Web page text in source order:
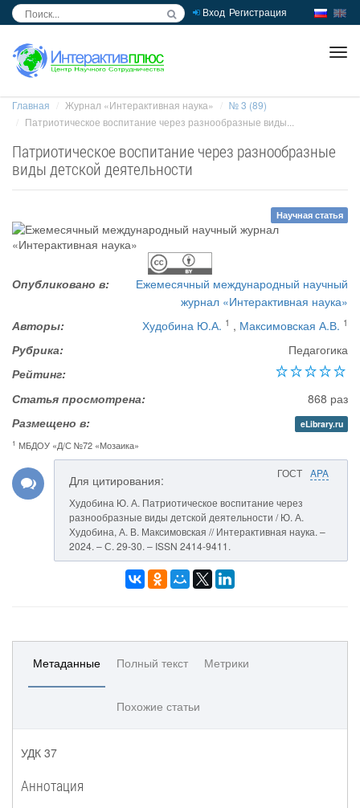
Вход Регистрация
Главная Журнал «Интерактивная наука»
№ 3 (89)
Патриотическое воспитание через разнообразные виды...
Патриотическое воспитание через разнообразные
виды детской деятельности
Научная статья
Опубликовано в:
Ежемесячный международный научный
журнал «Интерактивная наука»
Авторы:
Худобина Ю.А. 1 , Максимовская А.В. 1
Рубрика:
Педагогика
Рейтинг:
Статья просмотрена:
868 раз
Размещено в:
eLibrary.ru
1 МБДОУ «Д/С №72 «Мозаика»
ГОСТ APA
Для цитирования:
Худобина Ю. А. Патриотическое воспитание через
разнообразные виды детской деятельности / Ю. А.
Худобина, А. В. Максимовская // Интерактивная наука. –
2024. – С. 29-30. – ISSN 2414-9411.
Метаданные Полный текст Метрики
Похожие статьи
УДК 37
Аннотация